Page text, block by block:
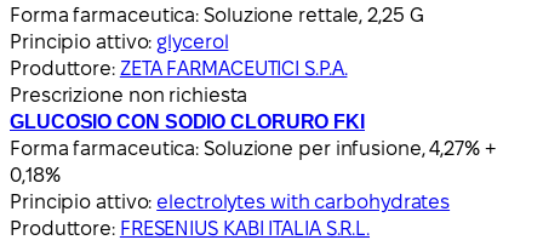
Forma farmaceutica: Soluzione rettale, 2,25 G
Principio attivo: glycerol
Produttore: ZETA FARMACEUTICI S.P.A.
Prescrizione non richiesta
GLUCOSIO CON SODIO CLORURO FKI
Forma farmaceutica: Soluzione per infusione, 4,27% +
0,18%
Principio attivo: electrolytes with carbohydrates
Produttore: FRESENIUS KABI ITALIA S.R.L.